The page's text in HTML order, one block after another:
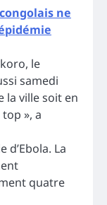
ne
le
samedi
la ville soit en
», a
d’Ebola. La
quatre